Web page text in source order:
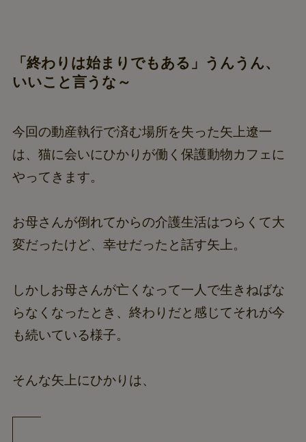
「終わりは始まりでもある」うんうん、
いいこと言うな～
今回の動産執行で済む場所を失った矢上遼一
は、猫に会いにひかりが働く保護動物カフェに
やってきます。
お母さんが倒れてからの介護生活はつらくて大
変だったけど、幸せだったと話す矢上。
しかしお母さんが亡くなって一人で生きねばな
らなくなったとき、終わりだと感じてそれが今
も続いている様子。
そんな矢上にひかりは、